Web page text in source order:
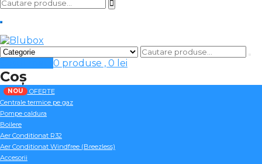
0 produse , 0 lei
Coș
NOU OFERTE
Centrale termice pe gaz
Pompe caldura
Boilere
Aer Conditionat R32
Aer Conditionat Windfree (Breezless)
Accesorii